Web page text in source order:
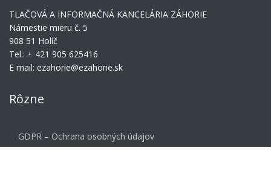
TLAČOVÁ A INFORMAČNÁ KANCELÁRIA ZÁHORIE
Námestie mieru č. 5
908 51 Holíč
Tel.: + 421 905 625416
E mail: ezahorie@ezahorie.sk
Rôzne
GDPR – Ochrana osobných údajov